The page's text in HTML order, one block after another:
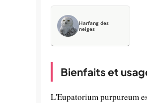
Harfang des
neiges
Bienfaits et
L'Eupatorium purpureum